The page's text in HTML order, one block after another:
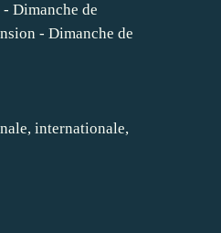
Dimanche de
- Dimanche de
internationale,